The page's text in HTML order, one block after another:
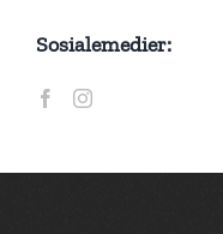
Sosialemedier: